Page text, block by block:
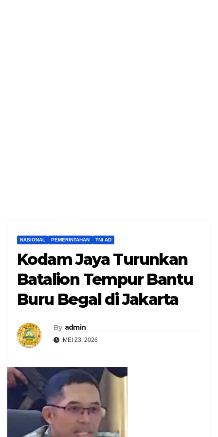
NASIONAL PEMERINTAHAN TNI AD
Kodam Jaya Turunkan
Batalion Tempur Bantu
Buru Begal di Jakarta
By admin
MEI 23, 2026